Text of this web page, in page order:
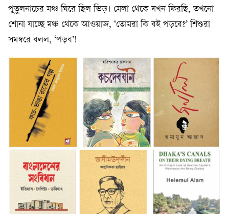
পুতুলনাচের মঞ্চ ঘিরে ছিল ভিড়। মেলা থেকে যখন ফিরছি, তখনো
শোনা যাচ্ছে মঞ্চ থেকে আওয়াজ, ‘তোমরা কি বই পড়বে?’ শিশুরা
সমস্বরে বলল, ‘পড়ব’!